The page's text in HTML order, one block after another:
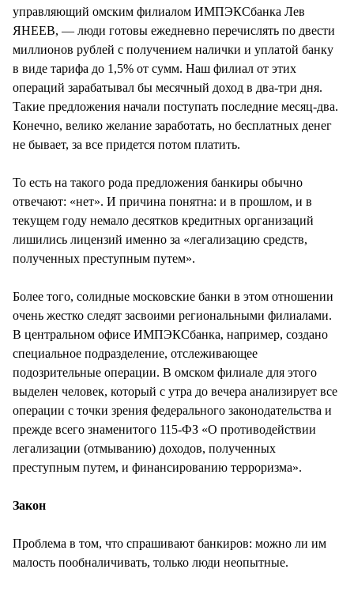
управляющий омским филиалом ИМПЭКСбанка Лев
ЯНЕЕВ, — люди готовы ежедневно перечислять по двести
миллионов рублей с получением налички и уплатой банку
в виде тарифа до 1,5% от сумм. Наш филиал от этих
операций зарабатывал бы месячный доход в два-три дня.
Такие предложения начали поступать последние месяц-два.
Конечно, велико желание заработать, но бесплатных денег
не бывает, за все придется потом платить.
То есть на такого рода предложения банкиры обычно
отвечают: «нет». И причина понятна: и в прошлом, и в
текущем году немало десятков кредитных организаций
лишились лицензий именно за «легализацию средств,
полученных преступным путем».
Более того, солидные московские банки в этом отношении
очень жестко следят засвоими региональными филиалами.
В центральном офисе ИМПЭКСбанка, например, создано
специальное подразделение, отслеживающее
подозрительные операции. В омском филиале для этого
выделен человек, который с утра до вечера анализирует все
операции с точки зрения федерального законодательства и
прежде всего знаменитого 115-ФЗ «О противодействии
легализации (отмыванию) доходов, полученных
преступным путем, и финансированию терроризма».
Закон
Проблема в том, что спрашивают банкиров: можно ли им
малость пообналичивать, только люди неопытные.